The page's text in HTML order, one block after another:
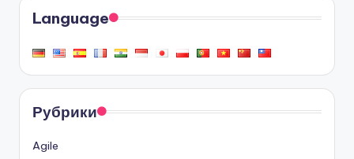
Language
Рубрики
Agile